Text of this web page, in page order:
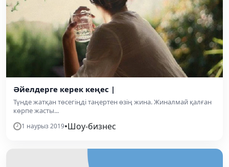
Әйелдерге керек кеңес |
Түнде жатқан төсегіңді таңертен өзің жина. Жиналмай қалған
көрпе жасты...
1 наурыз 2019•Шоу-бизнес